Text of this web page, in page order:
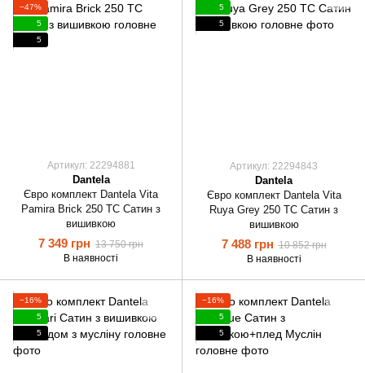
−47%
5
5
Артикул: 22294881
Dantela
Євро комплект Dantela Vita
Pamira Brick 250 ТС Сатин з
вишивкою
7 349 грн 13 750 грн
В наявності
5
5
Артикул: 22294843
Dantela
Євро комплект Dantela Vita
Ruya Grey 250 ТС Сатин з
вишивкою
7 488 грн 10 852 грн
В наявності
−16%
5
5
−16%
5
5